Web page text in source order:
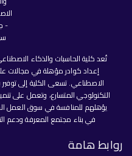
تُعد كلية الحاسبات والذكاء
إعداد كوادر مؤهلة في مجالات
الاصطناعي. تسعى الكلية إلى توفير
التكنولوجي المتسارع، وتعمل على
يؤهلهم للمنافسة في سوق العمل
في بناء مجتمع المعرفة ودعم
روابط هامة